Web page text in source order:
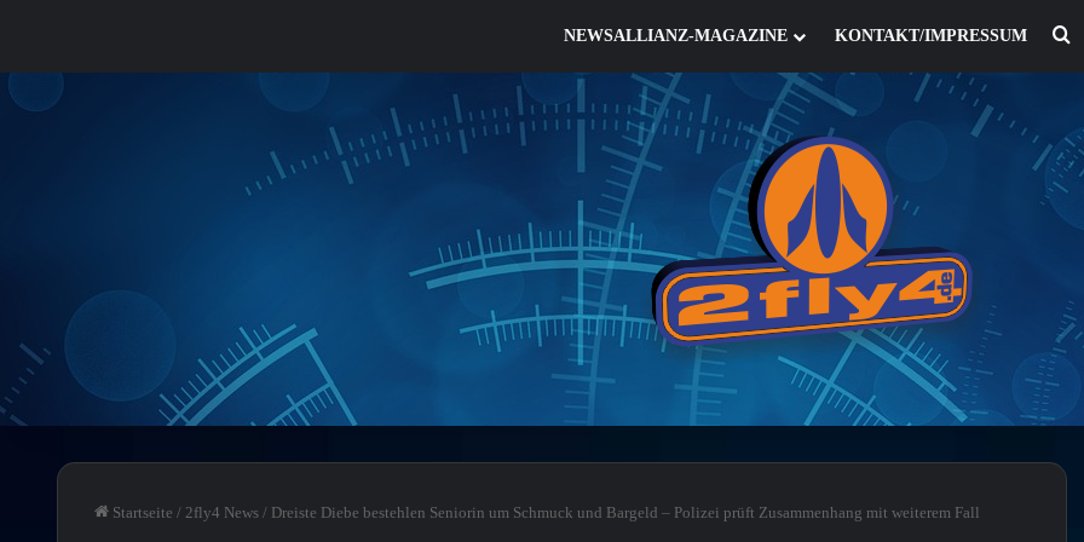
NEWSALLIANZ-MAGAZINE KONTAKT/IMPRESSUM
Startseite / 2fly4 News / Dreiste Diebe bestehlen Seniorin um Schmuck und Bargeld – Polizei prüft Zusammenhang mit weiterem Fall